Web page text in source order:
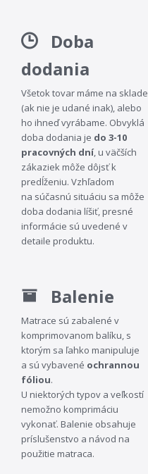
Doba
dodania
Všetok tovar máme na sklade
(ak nie je udané inak), alebo
ho ihneď vyrábame. Obvyklá
doba dodania je do 3-10
pracovných dní, u väčších
zákaziek môže dôjsť k
predĺženiu. Vzhľadom
na súčasnú situáciu sa môže
doba dodania líšiť, presné
informácie sú uvedené v
detaile produktu.
Balenie
Matrace sú zabalené v
komprimovanom balíku, s
ktorým sa ľahko manipuluje
a sú vybavené ochrannou
fóliou.
U niektorých typov a veľkostí
nemožno komprimáciu
vykonať. Balenie obsahuje
príslušenstvo a návod na
použitie matraca.